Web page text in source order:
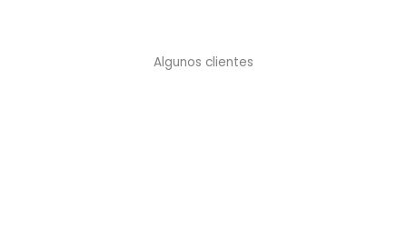
Algunos clientes